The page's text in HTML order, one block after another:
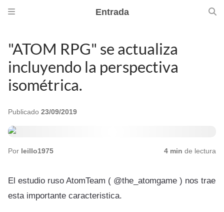
Entrada
"ATOM RPG" se actualiza
incluyendo la perspectiva
isométrica.
Publicado 23/09/2019
Por leillo1975 4 min de lectura
El estudio ruso AtomTeam ( @the_atomgame ) nos trae
esta importante caracteristica.